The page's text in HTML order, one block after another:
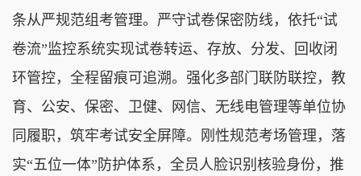
条从严规范组考管理。严守试卷保密防线，依托“试
卷流”监控系统实现试卷转运、存放、分发、回收闭
环管控，全程留痕可追溯。强化多部门联防联控，教
育、公安、保密、卫健、网信、无线电管理等单位协
同履职，筑牢考试安全屏障。刚性规范考场管理，落
实“五位一体”防护体系，全员人脸识别核验身份，推